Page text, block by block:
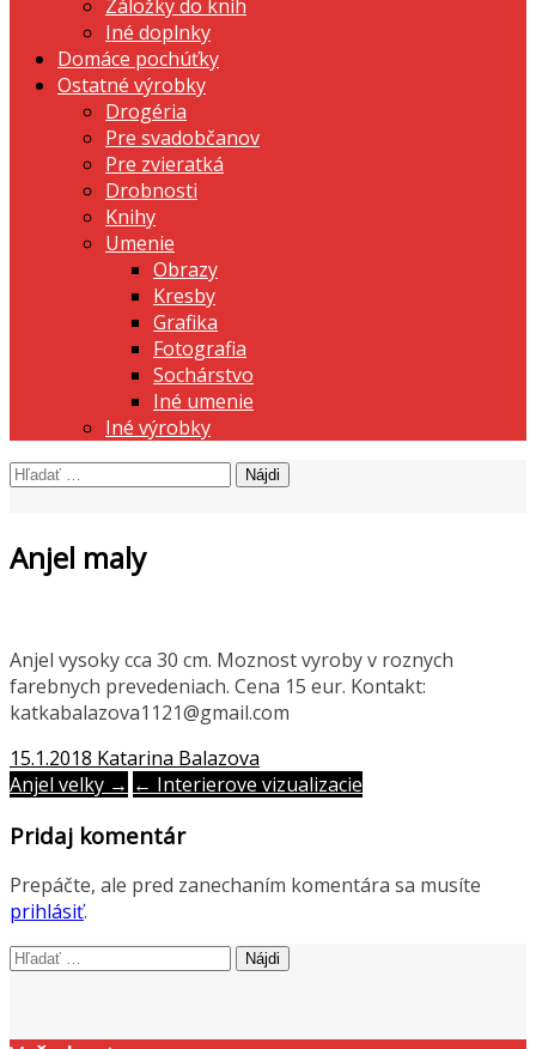
Záložky do kníh
Iné doplnky
Domáce pochúťky
Ostatné výrobky
Drogéria
Pre svadobčanov
Pre zvieratká
Drobnosti
Knihy
Umenie
Obrazy
Kresby
Grafika
Fotografia
Sochárstvo
Iné umenie
Iné výrobky
Hľadať:
Anjel maly
Anjel vysoky cca 30 cm. Moznost vyroby v roznych
farebnych prevedeniach. Cena 15 eur. Kontakt:
katkabalazova1121@gmail.com
15.1.2018 Katarina Balazova
Post
navigation
Anjel velky → ← Interierove vizualizacie
Pridaj komentár
Prepáčte, ale pred zanechaním komentára sa musíte
prihlásiť.
Hľadať: